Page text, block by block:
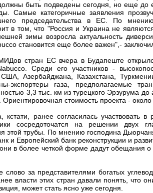
быть подведены сегодня, но еще до
Самые категоричные заявления
председательства в ЕС. По
в том, что "Россия и Украина не
зимы возросла актуальность
становится еще более важен",-
стран ЕС вчера в Будапеште
Среди его участников -
Азербайджана, Казахстана,
экспортеры газа, предполагаемые
3,3 тыс. км из турецкого Эрзурума до
стоимость проекта - около
ранее согласилась участвовать в
сосредоточатся на решении двух
этой трубы. По мнению господина
и Европейский банк реконструкции и
в более четкой форме дадут обещания
за представителями богатых
власти этих стран давали понять, что
может стать ясно уже сегодня.